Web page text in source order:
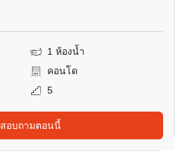
1 ห้องน้ำ
คอนโด
5
สอบถามตอนนี้